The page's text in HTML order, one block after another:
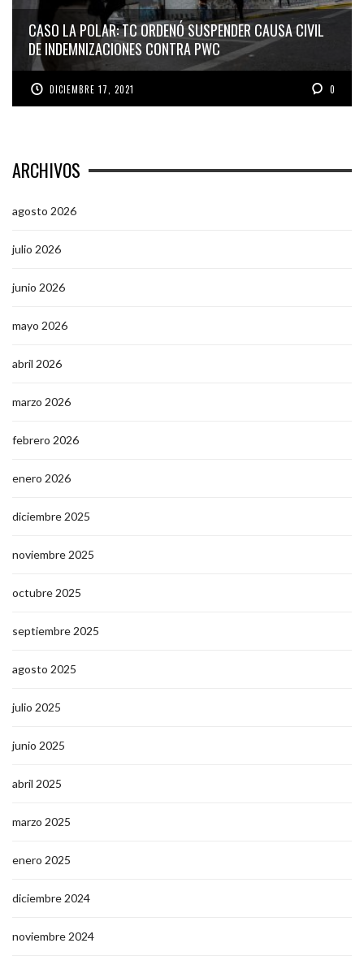
CASO LA POLAR: TC ORDENÓ SUSPENDER CAUSA CIVIL
DE INDEMNIZACIONES CONTRA PWC
DICIEMBRE 17, 2021 0
ARCHIVOS
agosto 2026
julio 2026
junio 2026
mayo 2026
abril 2026
marzo 2026
febrero 2026
enero 2026
diciembre 2025
noviembre 2025
octubre 2025
septiembre 2025
agosto 2025
julio 2025
junio 2025
abril 2025
marzo 2025
enero 2025
diciembre 2024
noviembre 2024